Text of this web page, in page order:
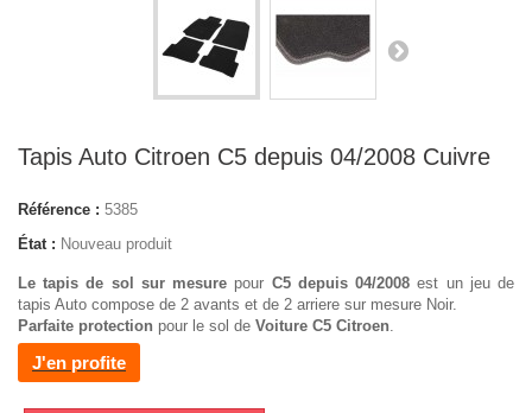
Tapis Auto Citroen C5 depuis 04/2008 Cuivre
Référence : 5385
État : Nouveau produit
Le tapis de sol sur mesure pour C5 depuis 04/2008 est un jeu de
tapis Auto compose de 2 avants et de 2 arriere sur mesure Noir.
Parfaite protection pour le sol de Voiture C5 Citroen.
J'en profite